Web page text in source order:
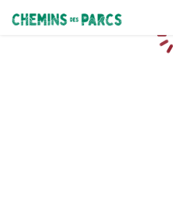
Chemins des Parcs